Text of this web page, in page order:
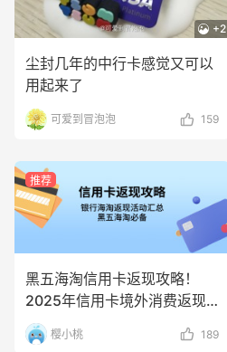
+2
尘封几年的中行卡感觉又可以
用起来了
可爱到冒泡泡 159
推荐
黑五海淘信用卡返现攻略！
2025年信用卡境外消费返现
活动汇总！
樱小桃 189